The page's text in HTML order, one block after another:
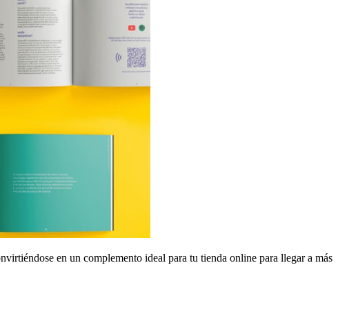
en un complemento ideal para tu tienda online para llegar a más